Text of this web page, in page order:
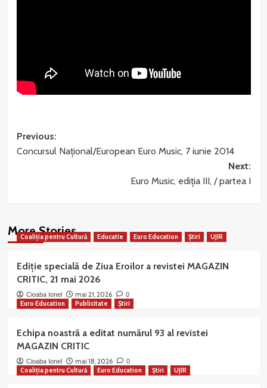
Post
navigation
Previous:
Concursul Național/European Euro Music, 7 iunie 2014
Next:
Euro Music, ediția III, / partea I
More Stories
Coaliția pentru Cultură Educatie Euro Education Știri UJIR
Ediție specială de Ziua Eroilor a revistei MAGAZIN
CRITIC, 21 mai 2026
Cioaba Ionel mai 21, 2026 0
Euro Education Publicitate Știri
Echipa noastră a editat numărul 93 al revistei
MAGAZIN CRITIC
Cioaba Ionel mai 18, 2026 0
Coaliția pentru Cultură Euro Education Știri UJIR